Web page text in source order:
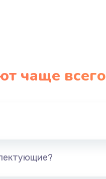
чаще всего